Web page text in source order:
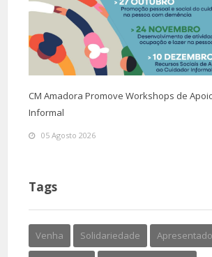
CM Amadora Promove Workshops de
Informal
05 Agosto 2026
Tags
Venha Solidariedade Apresentado